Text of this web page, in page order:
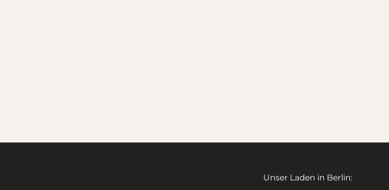
Unser Laden in Berlin: